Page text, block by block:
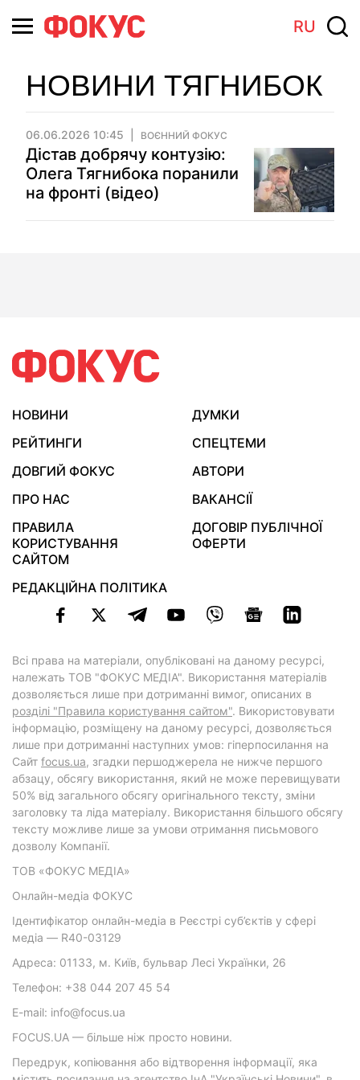
RU
НОВИНИ ТЯГНИБОК
06.06.2026 10:45 ВОЄННИЙ ФОКУС
Дістав добрячу контузію:
Олега Тягнибока поранили
на фронті (відео)
НОВИНИ
ДУМКИ
РЕЙТИНГИ
СПЕЦТЕМИ
ДОВГИЙ ФОКУС
АВТОРИ
ПРО НАС
ВАКАНСІЇ
ПРАВИЛА
КОРИСТУВАННЯ
САЙТОМ
ДОГОВІР ПУБЛІЧНОЇ
ОФЕРТИ
РЕДАКЦІЙНА ПОЛІТИКА
Всі права на матеріали, опубліковані на даному ресурсі,
належать ТОВ "ФОКУС МЕДІА". Використання матеріалів
дозволяється лише при дотриманні вимог, описаних в
розділі "Правила користування сайтом". Використовувати
інформацію, розміщену на даному ресурсі, дозволяється
лише при дотриманні наступних умов: гіперпосилання на
Cайт focus.ua, згадки першоджерела не нижче першого
абзацу, обсягу використання, який не може перевищувати
50% від загального обсягу оригінального тексту, зміни
заголовку та ліда матеріалу. Використання більшого обсягу
тексту можливе лише за умови отримання письмового
дозволу Компанії.
ТОВ «ФОКУС МЕДІА»
Онлайн-медіа ФОКУС
Ідентифікатор онлайн-медіа в Реєстрі суб’єктів у сфері
медіа — R40-03129
Адреса: 01133, м. Київ, бульвар Лесі Українки, 26
Телефон: +38 044 207 45 54
E-mail: info@focus.ua
FOCUS.UA — більше ніж просто новини.
Передрук, копіювання або відтворення інформації, яка